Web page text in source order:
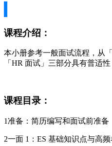
课程介绍：
本小册参考一般面试流程，从
「HR 面试」三部分具有普适
课程目录：
1准备：简历编写和面试前准备
2一面 1：ES 基础知识点与高